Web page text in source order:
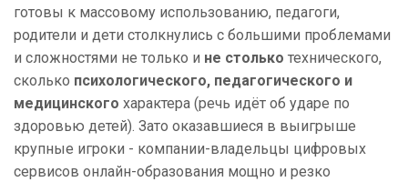
готовы к массовому использованию, педагоги,
родители и дети столкнулись с большими проблемами
и сложностями не только и не столько технического,
сколько психологического, педагогического и
медицинского характера (речь идёт об ударе по
здоровью детей). Зато оказавшиеся в выигрыше
крупные игроки - компании-владельцы цифровых
сервисов онлайн-образования мощно и резко